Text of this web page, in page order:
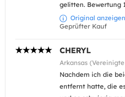
gelitten. Bewertung
Original anzeigen
Geprüfter Kauf
CHERYL
Arkansas
Nachdem ich die
entfernt hatte, die